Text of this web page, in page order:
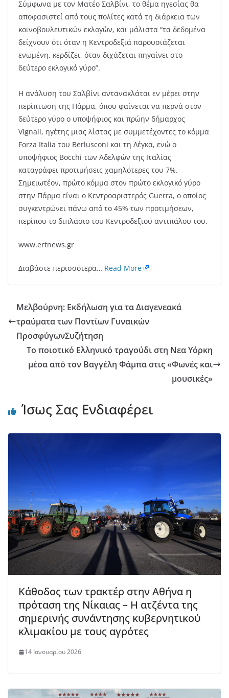
Σύμφωνα με τον Ματέο Σαλβίνι, το θέμα ηγεσίας θα
αποφασιστεί από τους πολίτες κατά τη διάρκεια των
κοινοβουλευτικών εκλογών, και μάλιστα “τα δεδομένα
δείχνουν ότι όταν η Κεντροδεξιά παρουσιάζεται
ενωμένη, κερδίζει, όταν διχάζεται πηγαίνει στο
δεύτερο εκλογικό γύρο”.
Η ανάλυση του Σαλβίνι αντανακλάται εν μέρει στην
περίπτωση της Πάρμα, όπου φαίνεται να περνά στον
δεύτερο γύρο ο υποψήφιος και πρώην δήμαρχος
Vignali, ηγέτης μιας λίστας με συμμετέχοντες το κόμμα
Forza Italia του Berlusconi και τη Λέγκα, ενώ ο
υποψήφιος Bocchi των Αδελφών της Ιταλίας
καταγράφει προτιμήσεις χαμηλότερες του 7%.
Σημειωτέον, πρώτο κόμμα στον πρώτο εκλογικό γύρο
στην Πάρμα είναι ο Κεντροαριστερός Guerra, ο οποίος
συγκεντρώνει πάνω από το 45% των προτιμήσεων,
περίπου το διπλάσιο του Κεντροδεξιού αντιπάλου του.
www.ertnews.gr
Διαβάστε περισσότερα… Read More
Μελβούρνη: Εκδήλωση για τα Διαγενεακά
τραύματα των Ποντίων Γυναικών
ΠροσφύγωνΣυζήτηση
Το ποιοτικό Ελληνικό τραγούδι στη Νεα Υόρκη
μέσα από τον Βαγγέλη Φάμπα στις «Φωνές και
μουσικές»
Ίσως Σας Ενδιαφέρει
Κάθοδος των τρακτέρ στην Αθήνα η
πρόταση της Νίκαιας – Η ατζέντα της
σημερινής συνάντησης κυβερνητικού
κλιμακίου με τους αγρότες
14 Ιανουαρίου 2026